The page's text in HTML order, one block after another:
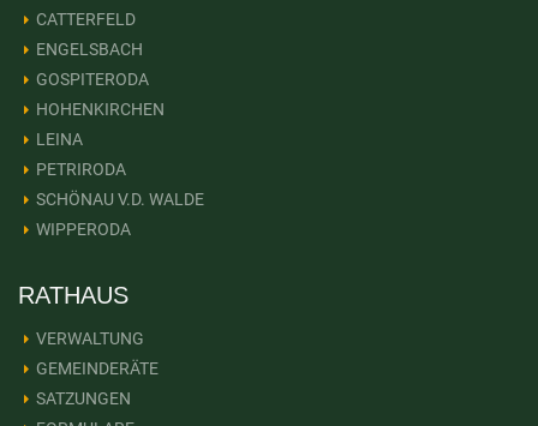
CATTERFELD
ENGELSBACH
GOSPITERODA
HOHENKIRCHEN
LEINA
PETRIRODA
SCHÖNAU V.D. WALDE
WIPPERODA
RATHAUS
VERWALTUNG
GEMEINDERÄTE
SATZUNGEN